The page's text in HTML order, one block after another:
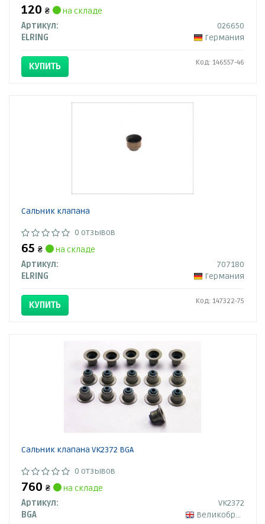
120 ₴
на складе
Артикул:
026650
ELRING
Германия
КУПИТЬ Код: 146557-46
Сальник клапана
0 отзывов
65 ₴
на складе
Артикул:
707180
ELRING
Германия
КУПИТЬ Код: 147322-75
Сальник клапана VK2372 BGA
0 отзывов
760 ₴
на складе
Артикул:
VK2372
BGA
Великобритания